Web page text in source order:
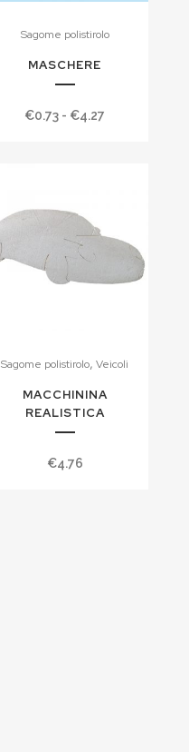
Sagome polistirolo
MASCHERE
€0.73 - €4.27
€4.27
Sagome polistirolo,Veicoli
MACCHININA
REALISTICA
€4.76